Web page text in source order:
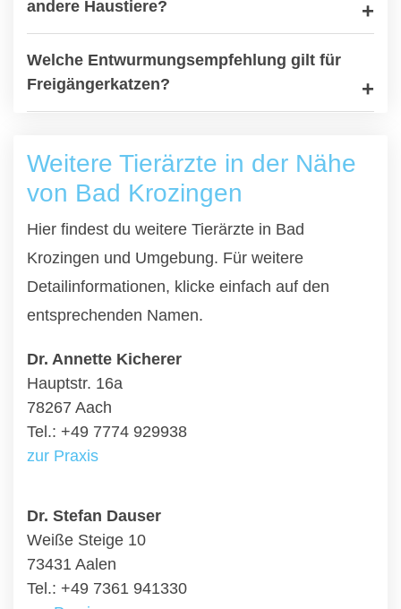
andere Haustiere?
Welche Entwurmungsempfehlung gilt für
Freigängerkatzen?
Weitere Tierärzte in der Nähe
von Bad Krozingen
Hier findest du weitere Tierärzte in Bad
Krozingen und Umgebung. Für weitere
Detailinformationen, klicke einfach auf den
entsprechenden Namen.
Dr. Annette Kicherer
Hauptstr. 16a
78267 Aach
Tel.: +49 7774 929938
zur Praxis
Dr. Stefan Dauser
Weiße Steige 10
73431 Aalen
Tel.: +49 7361 941330